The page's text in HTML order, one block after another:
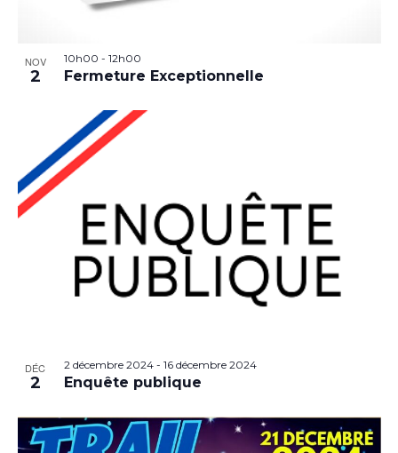
NOV
2
10h00 - 12h00
Fermeture Exceptionnelle
DÉC
2
2 décembre 2024- 16 décembre 2024
Enquête publique